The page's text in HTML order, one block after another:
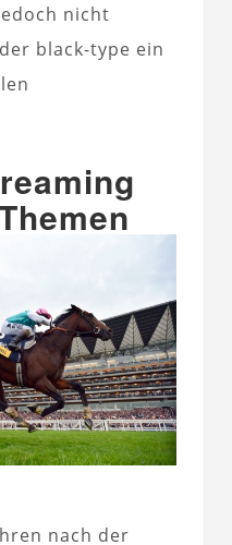
nicht
black-type ein
nach der